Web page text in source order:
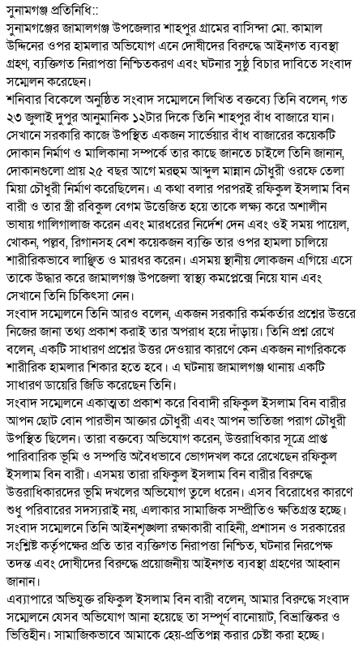
‎সুনামগঞ্জ প্রতিনিধি::
‎সুনামগঞ্জের জামালগঞ্জ উপজেলার শাহপুর গ্রামের বাসিন্দা মো. কামাল
উদ্দিনের ওপর হামলার অভিযোগ এনে দোষীদের বিরুদ্ধে আইনগত ব্যবস্থা
গ্রহণ, ব্যক্তিগত নিরাপত্তা নিশ্চিতকরণ এবং ঘটনার সুষ্ঠু বিচার দাবিতে সংবাদ
সম্মেলন করেছেন।
‎শনিবার বিকেলে অনুষ্ঠিত সংবাদ সম্মেলনে লিখিত বক্তব্যে তিনি বলেন, গত
২৩ জুলাই দুপুর আনুমানিক ১২টার দিকে তিনি শাহপুর বাঁধ বাজারে যান।
সেখানে সরকারি কাজে উপস্থিত একজন সার্ভেয়ার বাঁধ বাজারের কয়েকটি
দোকান নির্মাণ ও মালিকানা সম্পর্কে তার কাছে জানতে চাইলে তিনি জানান,
দোকানগুলো প্রায় ২৫ বছর আগে মরহুম আব্দুল মান্নান চৌধুরী ওরফে তেলা
মিয়া চৌধুরী নির্মাণ করেছিলেন। এ কথা বলার পরপরই রফিকুল ইসলাম বিন
বারী ও তার স্ত্রী রবিকুল বেগম উত্তেজিত হয়ে তাকে লক্ষ্য করে অশালীন
ভাষায় গালিগালাজ করেন এবং মারধরের নির্দেশ দেন এবং ওই সময় পায়েল,
খোকন, পল্লব, রিগানসহ বেশ কয়েকজন ব্যক্তি তার ওপর হামলা চালিয়ে
শারীরিকভাবে লাঞ্ছিত ও মারধর করেন। এসময় স্থানীয় লোকজন এগিয়ে এসে
তাকে উদ্ধার করে জামালগঞ্জ উপজেলা স্বাস্থ্য কমপ্লেক্সে নিয়ে যান এবং
সেখানে তিনি চিকিৎসা নেন।
‎সংবাদ সম্মেলনে তিনি আরও বলেন, একজন সরকারি কর্মকর্তার প্রশ্নের উত্তরে
নিজের জানা তথ্য প্রকাশ করাই তার অপরাধ হয়ে দাঁড়ায়। তিনি প্রশ্ন রেখে
বলেন, একটি সাধারণ প্রশ্নের উত্তর দেওয়ার কারণে কেন একজন নাগরিককে
শারীরিক হামলার শিকার হতে হবে। এ ঘটনায় জামালগঞ্জ থানায় একটি
সাধারণ ডায়েরি জিডি করেছেন তিনি।
‎সংবাদ সম্মেলনে একাত্মতা প্রকাশ করে বিবাদী রফিকুল ইসলাম বিন বারীর
আপন ছোট বোন পারভীন আক্তার চৌধুরী এবং আপন ভাতিজা পরাগ চৌধুরী
উপস্থিত ছিলেন। তারা বক্তব্যে অভিযোগ করেন, উত্তরাধিকার সূত্রে প্রাপ্ত
পারিবারিক ভূমি ও সম্পত্তি অবৈধভাবে ভোগদখল করে রেখেছেন রফিকুল
ইসলাম বিন বারী। এসময় তারা রফিকুল ইসলাম বিন বারীর বিরুদ্ধে
উত্তরাধিকারদের ভূমি দখলের অভিযোগ তুলে ধরেন। এসব বিরোধের কারণে
শুধু পরিবারের সদস্যরাই নয়, এলাকার সামাজিক সম্প্রীতিও ক্ষতিগ্রস্ত হচ্ছে।
‎সংবাদ সম্মেলনে তিনি আইনশৃঙ্খলা রক্ষাকারী বাহিনী, প্রশাসন ও সরকারের
সংশ্লিষ্ট কর্তৃপক্ষের প্রতি তার ব্যক্তিগত নিরাপত্তা নিশ্চিত, ঘটনার নিরপেক্ষ
তদন্ত এবং দোষীদের বিরুদ্ধে প্রয়োজনীয় আইনগত ব্যবস্থা গ্রহণের আহ্বান
জানান।
‎এব্যাপারে অভিযুক্ত রফিকুল ইসলাম বিন বারী বলেন, আমার বিরুদ্ধে সংবাদ
সম্মেলনে যেসব অভিযোগ আনা হয়েছে তা সম্পূর্ণ বানোয়াট, বিভ্রান্তিকর ও
ভিত্তিহীন। সামাজিকভাবে আমাকে হেয়-প্রতিপন্ন করার চেষ্টা করা হচ্ছে।